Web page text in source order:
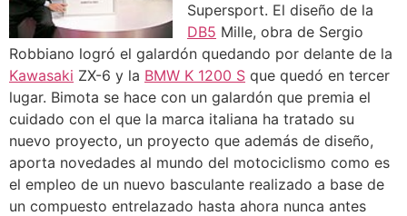
Supersport. El diseño de la
DB5 Mille, obra de Sergio
Robbiano logró el galardón quedando por delante de la
Kawasaki ZX-6 y la BMW K 1200 S que quedó en tercer
lugar. Bimota se hace con un galardón que premia el
cuidado con el que la marca italiana ha tratado su
nuevo proyecto, un proyecto que además de diseño,
aporta novedades al mundo del motociclismo como es
el empleo de un nuevo basculante realizado a base de
un compuesto entrelazado hasta ahora nunca antes